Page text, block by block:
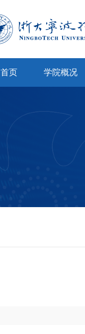
首页 学院概况